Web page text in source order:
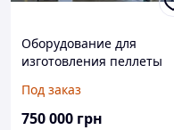
Оборудование для
изготовления пеллеты
Под заказ
750 000 грн